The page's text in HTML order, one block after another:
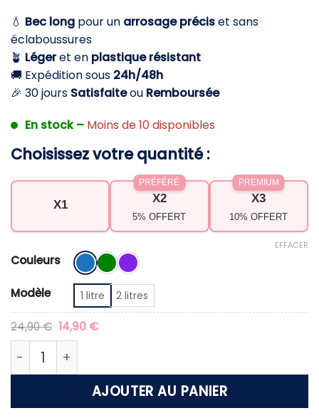
prix :
14,90 €
à
💧 Bec long pour un arrosage préciset sans
éclaboussures
🪴 Légeret en plastique résistant
🚚 Expédition sous 24h/48h
🎉 30 jours Satisfaiteou Remboursée
En stock – Moins de 10 disponibles
Choisissez votre quantité :
X1 X2
5% OFFERT
PRÉFÉRÉ
X3
10% OFFERT
PREMIUM
Couleurs
Modèle 1 litre 2 litres
EFFACER
24,90€ Le
prix
initial
était :
24,90 €.
14,90 €Le
prix
quantité de Arrosoir en plastique à long bec
AJOUTER AU PANIER